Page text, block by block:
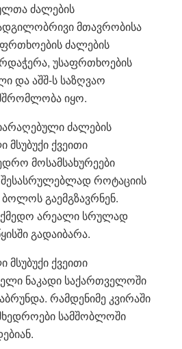
ძალების
მთავრობისა
ძალების
უსაფრთხოების
და აშშ-ს საზღვაო
იყო.
ძალების
მსუბუქი ქვეითი
მოსამსახურეები
შესასრულებლად როტაციის
ბოლოს გაემგზავრნენ.
არეალი სრულად
გადაიბარა.
მსუბუქი ქვეითი
ნაკადი საქართველოში
რამდენიმე კვირაში
სამშობლოში